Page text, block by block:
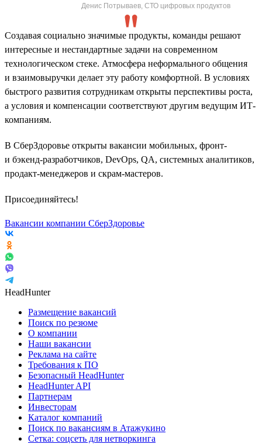
Денис Потрываев, СТО цифровых продуктов
Создавая социально значимые продукты, команды решают
интересные и нестандартные задачи на современном
технологическом стеке. Атмосфера неформального общения
и взаимовыручки делает эту работу комфортной. В условиях
быстрого развития сотрудникам открыты перспективы роста,
а условия и компенсации соответствуют другим ведущим ИТ-
компаниям.
В СберЗдоровье открыты вакансии мобильных, фронт-
и бэкенд-разработчиков, DevOps, QA, системных аналитиков,
продакт-менеджеров и скрам-мастеров.
Присоединяйтесь!
Вакансии компании СберЗдоровье
HeadHunter
Размещение вакансий
Поиск по резюме
О компании
Наши вакансии
Реклама на сайте
Требования к ПО
Безопасный HeadHunter
HeadHunter API
Партнерам
Инвесторам
Каталог компаний
Поиск по вакансиям в Атажукино
Сетка: соцсеть для нетворкинга